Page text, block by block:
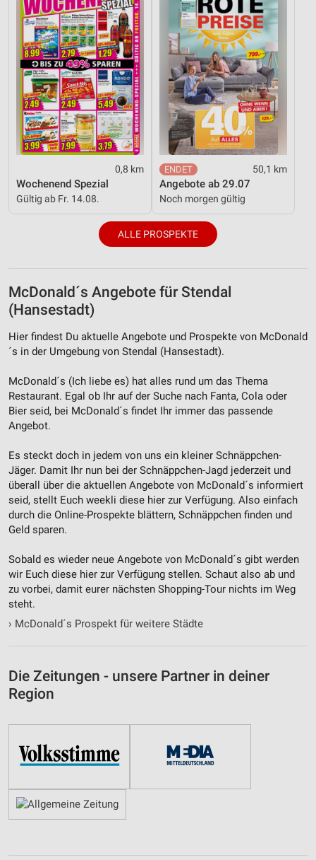
0,8 km
Wochenend Spezial
Gültig ab Fr. 14.08.
50,1 km
Angebote ab 29.07
Noch morgen gültig
ALLE PROSPEKTE
McDonald´s Angebote für Stendal
(Hansestadt)
Hier findest Du aktuelle Angebote und Prospekte von McDonald
´s in der Umgebung von Stendal (Hansestadt).
McDonald´s (Ich liebe es) hat alles rund um das Thema
Restaurant. Egal ob Ihr auf der Suche nach Fanta, Cola oder
Bier seid, bei McDonald´s findet Ihr immer das passende
Angebot.
Es steckt doch in jedem von uns ein kleiner Schnäppchen-
Jäger. Damit Ihr nun bei der Schnäppchen-Jagd jederzeit und
überall über die aktuellen Angebote von McDonald´s informiert
seid, stellt Euch weekli diese hier zur Verfügung. Also einfach
durch die Online-Prospekte blättern, Schnäppchen finden und
Geld sparen.
Sobald es wieder neue Angebote von McDonald´s gibt werden
wir Euch diese hier zur Verfügung stellen. Schaut also ab und
zu vorbei, damit eurer nächsten Shopping-Tour nichts im Weg
steht.
› McDonald´s Prospekt für weitere Städte
Die Zeitungen - unsere Partner in deiner
Region
Analyse von Zielgruppen durch Statistiken oder
Kombinationen von Daten aus verschiedenen
Quellen
Entwicklung und Verbesserung der Angebote
Verwendung reduzierter Daten zur Auswahl von
Inhalten
IAB-Besonderheiten:
Verwendung genauer Standortdaten
Geräte anhand von aktiv angeforderten
Informationen identifizieren
Funktional